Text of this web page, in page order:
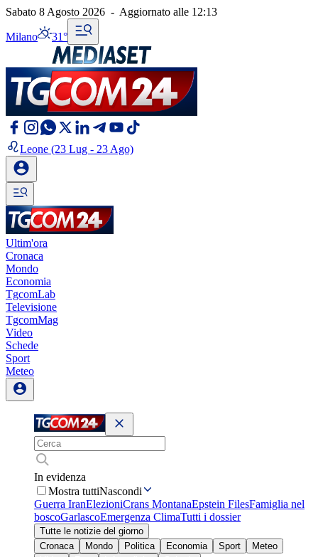
Sabato 8 Agosto 2026 - Aggiornato alle 12:13
Milano 31°
Leone (23 Lug - 23 Ago)
Ultim'ora
Cronaca
Mondo
Economia
TgcomLab
Televisione
TgcomMag
Video
Schede
Sport
Meteo
In evidenza
Mostra tuttiNascondi
Guerra IranElezioniCrans MontanaEpstein FilesFamiglia nel
boscoGarlascoEmergenza ClimaTutti i dossier
Tutte le notizie del giorno
Cronaca
Mondo Politica Economia Sport
Meteo